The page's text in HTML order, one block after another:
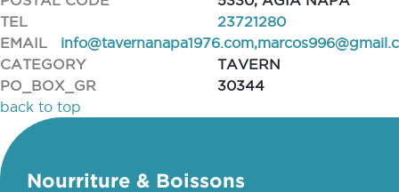
TEL
23721280
EMAIL
info@tavernanapa1976.com,
CATEGORY
TAVERN
PO_BOX_GR
30344
back to top
Nourriture & Boissons